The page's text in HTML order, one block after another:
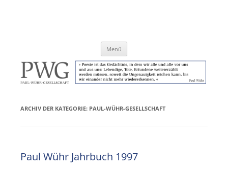
Menü
ARCHIV DER KATEGORIE: PAUL-WÜHR-GESELLSCHAFT
Paul Wühr Jahrbuch 1997